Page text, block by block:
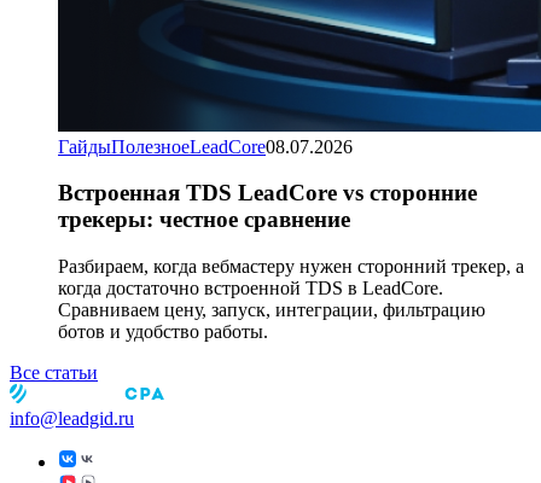
ГайдыПолезноеLeadCore08.07.2026
Встроенная TDS LeadCore vs сторонние
трекеры: честное сравнение
Разбираем, когда вебмастеру нужен сторонний трекер, а
когда достаточно встроенной TDS в LeadCore.
Сравниваем цену, запуск, интеграции, фильтрацию
ботов и удобство работы.
Все статьи
info@leadgid.ru